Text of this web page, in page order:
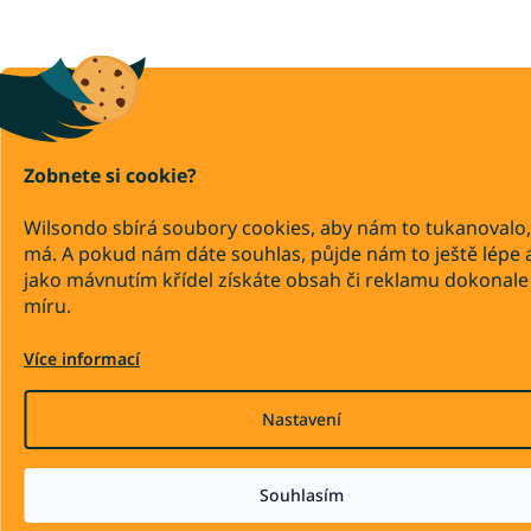
Zobnete si cookie?
Wilsondo sbírá soubory cookies, aby nám to
má. A pokud nám dáte souhlas, půjde nám to ještě lépe
jako mávnutím křídel získáte obsah či reklamu
míru.
Více informací
Nastavení
Souhlasím